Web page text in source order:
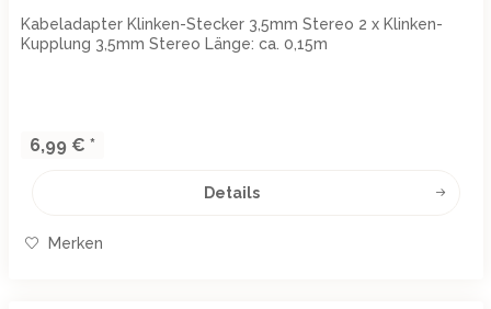
Kabeladapter Klinken-Stecker 3,5mm Stereo 2 x Klinken-
Kupplung 3,5mm Stereo Länge: ca. 0,15m
6,99 € *
Details
Merken